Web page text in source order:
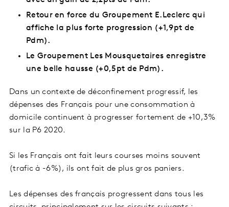
Retour en force du Groupement E.Leclerc qui
affiche la plus forte progression (+1,9pt de
Pdm).
Le Groupement Les Mousquetaires enregistre
une belle hausse (+0,5pt de Pdm).
Dans un contexte de déconfinement progressif, les
dépenses des Français pour une consommation à
domicile continuent à progresser fortement de +10,3%
sur la P6 2020.
Si les Français ont fait leurs courses moins souvent
(trafic à -6%), ils ont fait de plus gros paniers.
Les dépenses des français progressent dans tous les